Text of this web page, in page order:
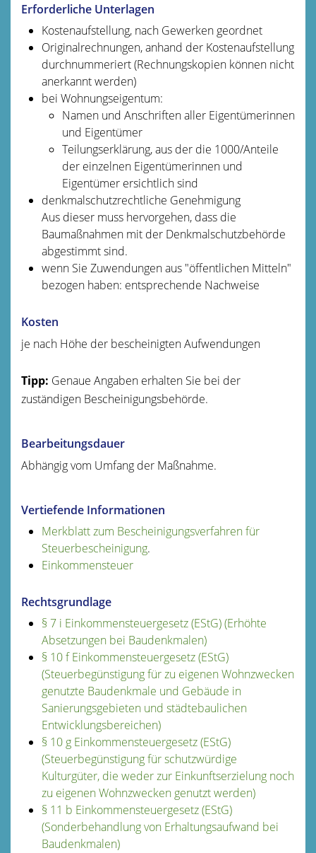
Erforderliche Unterlagen
Kostenaufstellung, nach Gewerken geordnet
Originalrechnungen, anhand der Kostenaufstellung
durchnummeriert (Rechnungskopien können nicht
anerkannt werden)
bei Wohnungseigentum:
Namen und Anschriften aller Eigentümerinnen
und Eigentümer
Teilungserklärung, aus der die 1000/Anteile
der einzelnen Eigentümerinnen und
Eigentümer ersichtlich sind
denkmalschutzrechtliche Genehmigung
Aus dieser muss hervorgehen, dass die
Baumaßnahmen mit der Denkmalschutzbehörde
abgestimmt sind.
wenn Sie Zuwendungen aus "öffentlichen Mitteln"
bezogen haben: entsprechende Nachweise
Kosten
je nach Höhe der bescheinigten Aufwendungen
Tipp: Genaue Angaben erhalten Sie bei der
zuständigen Bescheinigungsbehörde.
Bearbeitungsdauer
Abhängig vom Umfang der Maßnahme.
Vertiefende Informationen
Merkblatt zum Bescheinigungsverfahren für
Steuerbescheinigung.
Einkommensteuer
Rechtsgrundlage
§ 7 i Einkommensteuergesetz (EStG) (Erhöhte
Absetzungen bei Baudenkmalen)
§ 10 f Einkommensteuergesetz (EStG)
(Steuerbegünstigung für zu eigenen Wohnzwecken
genutzte Baudenkmale und Gebäude in
Sanierungsgebieten und städtebaulichen
Entwicklungsbereichen)
§ 10 g Einkommensteuergesetz (EStG)
(Steuerbegünstigung für schutzwürdige
Kulturgüter, die weder zur Einkunftserzielung noch
zu eigenen Wohnzwecken genutzt werden)
§ 11 b Einkommensteuergesetz (EStG)
(Sonderbehandlung von Erhaltungsaufwand bei
Baudenkmalen)